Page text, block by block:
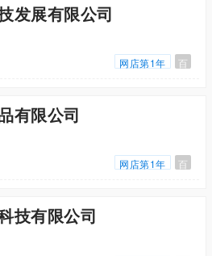
发展有限公司
网店第1年 百
有限公司
网店第1年 百
技有限公司